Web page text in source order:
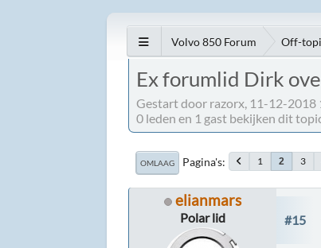
Volvo 850 Forum Off-
Ex forumlid Dirk
Gestart door razorx, 11-12-2018
0 leden en 1 gast bekijken dit
OMLAAG Pagina's 1 2 3
elianmars
Polar lid #15